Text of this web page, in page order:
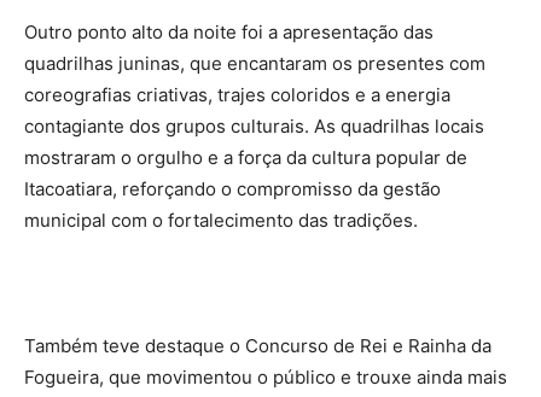
Outro ponto alto da noite foi a apresentação das
quadrilhas juninas, que encantaram os presentes com
coreografias criativas, trajes coloridos e a energia
contagiante dos grupos culturais. As quadrilhas locais
mostraram o orgulho e a força da cultura popular de
Itacoatiara, reforçando o compromisso da gestão
municipal com o fortalecimento das tradições.
Também teve destaque o Concurso de Rei e Rainha da
Fogueira, que movimentou o público e trouxe ainda mais